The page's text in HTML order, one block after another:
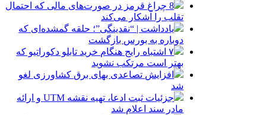
8 چراغ قرمز در صورت‌های مالی که احتمال
تقلب را آشکار می‌کند
یادداشت | “نقدینگی”؛ حلقه گمشده‌ای که
دوباره به بورس بازگشت
۷ اشتباه رایج هنگام خرید تابلو دکوراتیو که
بهتر است مرتکب نشوید
افزایش تصاعدی بهای برق کشاورزی لغو
شد
جزئیات ثبت ادعا، تهیه نقشه UTM و ارائه
مادر سند اعلام شد